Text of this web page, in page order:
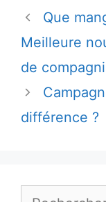
Que
Meilleure
de
différence ?